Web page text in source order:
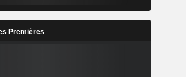
Premières